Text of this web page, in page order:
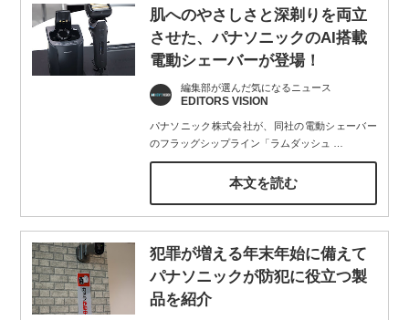
肌へのやさしさと深剃りを両立
させた、パナソニックのAI搭載
電動シェーバーが登場！
編集部が選んだ気になるニュース
EDITORS VISION
パナソニック株式会社が、同社の電動シェーバー
のフラッグシップライン「ラムダッシュ
本文を読む
犯罪が増える年末年始に備えて
パナソニックが防犯に役立つ製
品を紹介